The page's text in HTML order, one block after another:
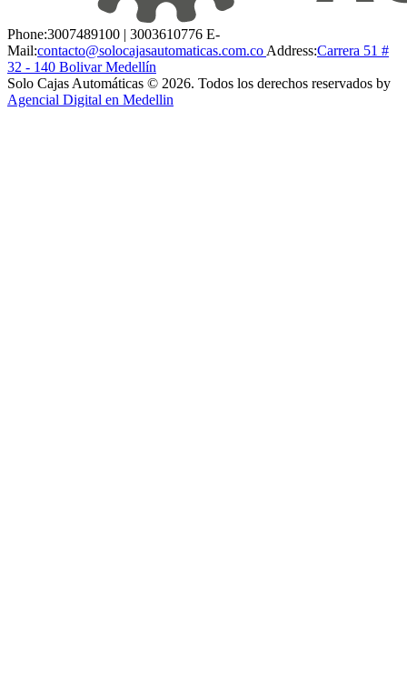
Phone:3007489100 | 3003610776 E-
Mail:contacto@solocajasautomaticas.com.co Address:Carrera 51 #
32 - 140 Bolivar Medellín
Solo Cajas Automáticas © 2026. Todos los derechos reservados by
Agencial Digital en Medellin